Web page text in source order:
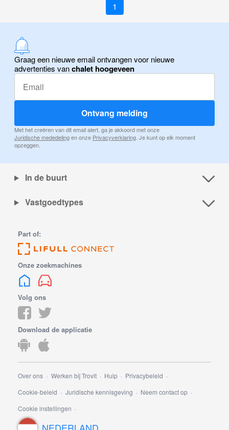
1
Graag een nieuwe email ontvangen voor nieuwe
advertenties vanchalet hoogeveen
Ontvang melding
Met het creëren van dit email alert, ga je akkoord met onze
Juridische mededelingen onze Privacyverklaring. Je kunt op elk moment
opzeggen.
In de buurt
Vastgoedtypes
Part of:
Onze zoekmachines
Volg ons
Download de applicatie
Over ons Werken bij Trovit Hulp
Privacybeleid
Cookie-beleid
Juridische kennisgeving
Neem contact op
Cookie instellingen